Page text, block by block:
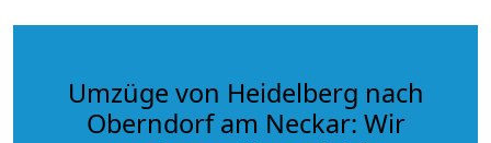
Umzüge von Heidelberg nach
Oberndorf am Neckar: Wir